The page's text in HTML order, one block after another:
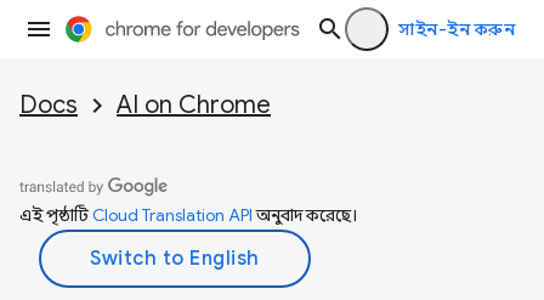
সাইন-ইন করুন
Docs AI on Chrome
এই পৃষ্ঠাটিCloud Translation APIঅনুবাদ করেছে।